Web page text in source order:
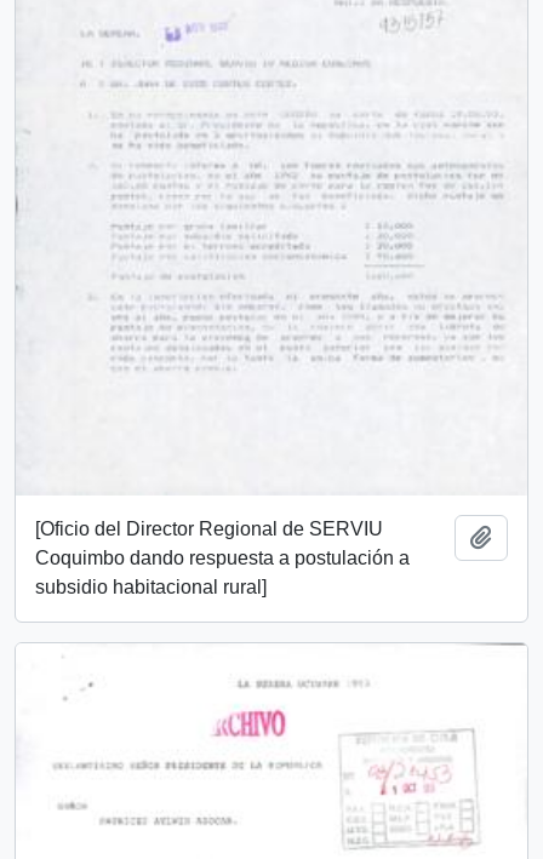
[Oficio del Director Regional de SERVIU
Coquimbo dando respuesta a postulación a
subsidio habitacional rural]